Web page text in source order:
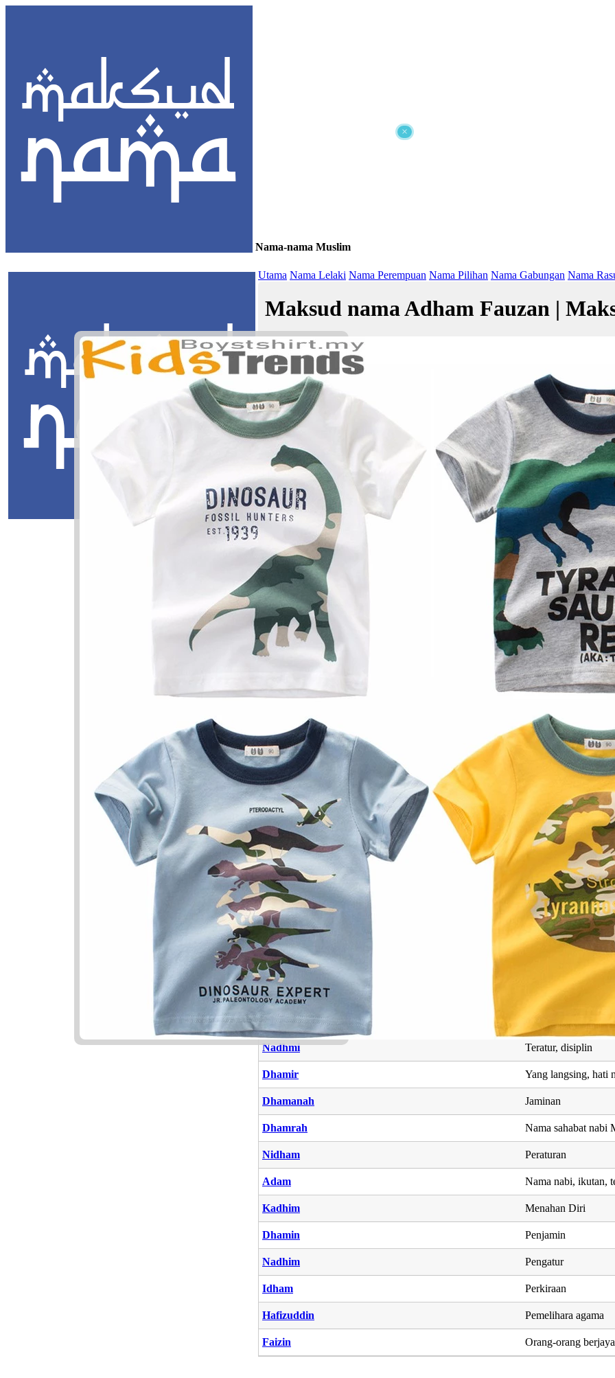
×
Nama-nama Muslim
Utama Nama Lelaki Nama Perempuan Nama Pilihan Nama Gabungan Nama
Maksud nama Adham Fauzan |
Adham Fauzan bermaksud Yang cantik, tali rantai; Kejayaan, kemenangan
Jawi: أدهم فوزان
Masukkan Nama:
Adham Fauzan
أدهم فوزان
Adham: Yang cantik, tali rantai
Fauzan: Kejayaan, kemenangan
✚ Baju Baby Custom Nama
Nama Yang Berkaitan dengan Adham Fauzan
Nama Maksud
Farzanah Petunjuk agung
Farzana Bijak, pandai
Firzanah Pintar, bijak
Hifzan Hafal
Dhamirah Jiwa
Kadhimah Yang dapat
Dhamiri Jiwaku, hati nurani
Fadhlurrahman Keutamaan dari
Nadhmi Teratur, disiplin
Dhamir Yang langsing, hati
Dhamanah Jaminan
Dhamrah Nama sahabat nabi
Nidham Peraturan
Adam Nama nabi, ikutan,
Kadhim Menahan Diri
Dhamin Penjamin
Nadhim Pengatur
Idham Perkiraan
Hafizuddin Pemelihara agama
Faizin Orang-orang berjaya